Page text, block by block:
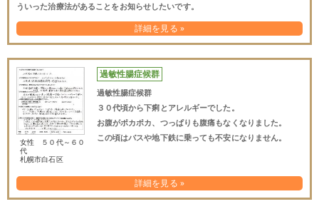
ういった治療法があることをお知らせしたいです。
詳細を見る »
女性 ５０代～６０
代
札幌市白石区
過敏性腸症候群
過敏性腸症候群
３０代頃から下痢とアレルギーでした。
お腹がポカポカ、つっぱりも腹痛もなくなりました。
この頃はバスや地下鉄に乗っても不安になりません。
詳細を見る »